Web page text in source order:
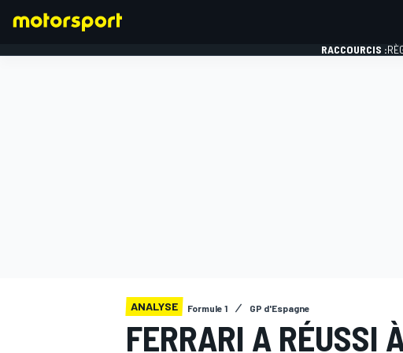
RACCOURCIS :
ANALYSE Formule 1 GP d'Espagne
FERRARI A RÉUSSI